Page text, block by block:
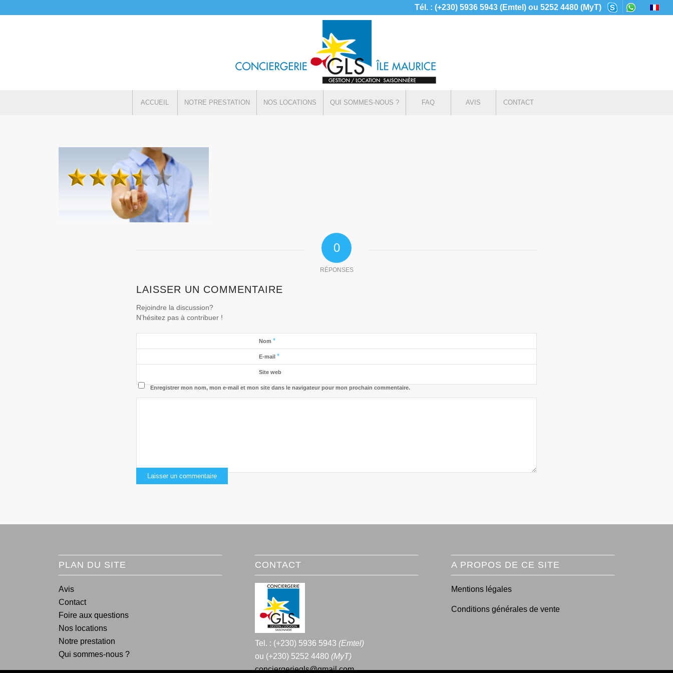
Tél. : (+230) 5936 5943 (Emtel) ou 5252 4480 (MyT)
ACCUEIL NOTRE PRESTATION NOS LOCATIONS QUI SOMMES-NOUS ? FAQ AVIS CONTACT
0
RÉPONSES
LAISSER UN COMMENTAIRE
Rejoindre la discussion?
N’hésitez pas à contribuer !
Nom *
E-mail *
Site web
Enregistrer mon nom, mon e-mail et mon site dans le navigateur pour mon prochain commentaire.
PLAN DU SITE
Avis
Contact
Foire aux questions
Nos locations
Notre prestation
Qui sommes-nous ?
CONTACT
Tel. : (+230) 5936 5943 (Emtel)
ou (+230) 5252 4480 (MyT)
conciergeriegls@gmail.com
A PROPOS DE CE SITE
Mentions légales
Conditions générales de vente